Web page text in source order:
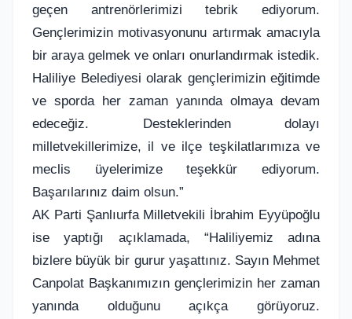
geçen antrenörlerimizi tebrik ediyorum.
Gençlerimizin motivasyonunu artırmak amacıyla
bir araya gelmek ve onları onurlandırmak istedik.
Haliliye Belediyesi olarak gençlerimizin eğitimde
ve sporda her zaman yanında olmaya devam
edeceğiz. Desteklerinden dolayı
milletvekillerimize, il ve ilçe teşkilatlarımıza ve
meclis üyelerimize teşekkür ediyorum.
Başarılarınız daim olsun.”
AK Parti Şanlıurfa Milletvekili İbrahim Eyyüpoğlu
ise yaptığı açıklamada, “Haliliyemiz adına
bizlere büyük bir gurur yaşattınız. Sayın Mehmet
Canpolat Başkanımızın gençlerimizin her zaman
yanında olduğunu açıkça görüyoruz.